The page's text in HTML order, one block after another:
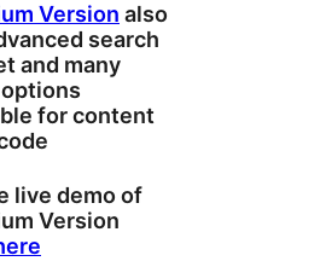
Version also
search
and many
for content
live demo of
Version